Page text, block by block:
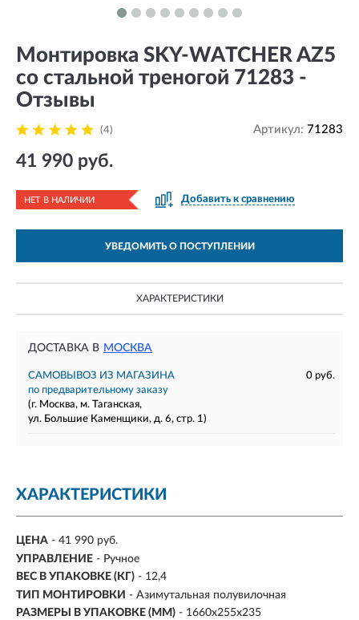
Монтировка SKY-WATCHER AZ5
со стальной треногой 71283 -
Отзывы
(4) Артикул: 71283
41 990 руб.
НЕТ В НАЛИЧИИ Добавить к сравнению
УВЕДОМИТЬ О ПОСТУПЛЕНИИ
ХАРАКТЕРИСТИКИ
ДОСТАВКА В МОСКВА
САМОВЫВОЗ ИЗ МАГАЗИНА
0 руб.
по предварительному заказу
(г. Москва, м. Таганская,
ул. Большие Каменщики, д. 6, стр. 1)
ХАРАКТЕРИСТИКИ
ЦЕНА - 41 990 руб.
УПРАВЛЕНИЕ - Ручное
ВЕС В УПАКОВКЕ (КГ) - 12,4
ТИП МОНТИРОВКИ - Азимутальная полувилочная
РАЗМЕРЫ В УПАКОВКЕ (ММ) - 1660х255х235